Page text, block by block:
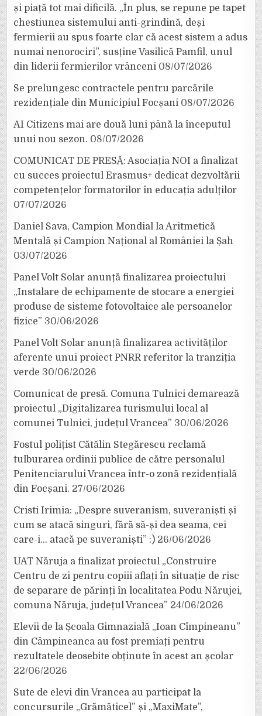
și piață tot mai dificilă. „În plus, se repune pe tapet
chestiunea sistemului anti-grindină, deși
fermierii au spus foarte clar că acest sistem a adus
numai nenorociri”, susține Vasilică Pamfil, unul
din liderii fermierilor vrânceni 08/07/2026
Se prelungesc contractele pentru parcările
rezidențiale din Municipiul Focșani 08/07/2026
AI Citizens mai are două luni până la începutul
unui nou sezon. 08/07/2026
COMUNICAT DE PRESĂ: Asociația NOI a finalizat
cu succes proiectul Erasmus+ dedicat dezvoltării
competențelor formatorilor în educația adulților
07/07/2026
Daniel Sava, Campion Mondial la Aritmetică
Mentală și Campion Național al României la Șah
03/07/2026
Panel Volt Solar anunță finalizarea proiectului
„Instalare de echipamente de stocare a energiei
produse de sisteme fotovoltaice ale persoanelor
fizice” 30/06/2026
Panel Volt Solar anunță finalizarea activităților
aferente unui proiect PNRR referitor la tranziția
verde 30/06/2026
Comunicat de presă. Comuna Tulnici demarează
proiectul „Digitalizarea turismului local al
comunei Tulnici, județul Vrancea” 30/06/2026
Fostul polițist Cătălin Stegărescu reclamă
tulburarea ordinii publice de către personalul
Penitenciarului Vrancea într-o zonă rezidențială
din Focșani. 27/06/2026
Cristi Irimia: „Despre suveranism, suveraniști și
cum se atacă singuri, fără să-și dea seama, cei
care-i… atacă pe suveraniști” :) 26/06/2026
UAT Năruja a finalizat proiectul „Construire
Centru de zi pentru copiii aflați în situație de risc
de separare de părinți în localitatea Podu Nărujei,
comuna Năruja, județul Vrancea” 24/06/2026
Elevii de la Școala Gimnazială „Ioan Cîmpineanu”
din Câmpineanca au fost premiați pentru
rezultatele deosebite obținute în acest an școlar
22/06/2026
Sute de elevi din Vrancea au participat la
concursurile „Grămăticel” și „MaxiMate”,